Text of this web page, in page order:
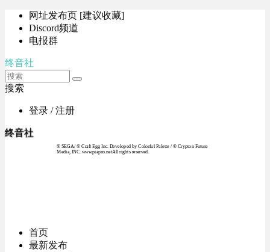
网址发布页 [建议收藏]
Discord频道
电报群
终音社
搜索
登录 / 注册
终音社
© SEGA / © Craft Egg Inc. Developed by Colorful Palette / © Crypton Future
Media, INC. www.piapro.netAll rights reserved.
首页
最新发布